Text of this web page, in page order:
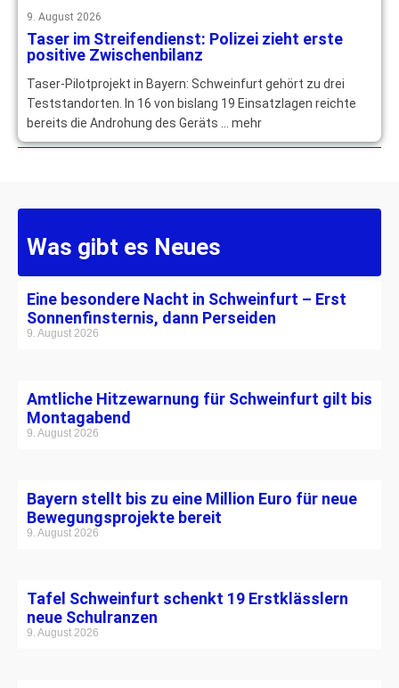
9. August 2026
Taser im Streifendienst: Polizei zieht erste
positive Zwischenbilanz
Taser-Pilotprojekt in Bayern: Schweinfurt gehört zu drei
Teststandorten. In 16 von bislang 19 Einsatzlagen reichte
bereits die Androhung des Geräts … mehr
Was gibt es Neues
Eine besondere Nacht in Schweinfurt – Erst
Sonnenfinsternis, dann Perseiden
9. August 2026
Amtliche Hitzewarnung für Schweinfurt gilt bis
Montagabend
9. August 2026
Bayern stellt bis zu eine Million Euro für neue
Bewegungsprojekte bereit
9. August 2026
Tafel Schweinfurt schenkt 19 Erstklässlern
neue Schulranzen
9. August 2026